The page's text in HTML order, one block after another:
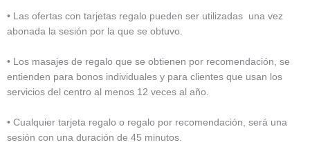
• Las ofertas con tarjetas regalo pueden ser utilizadas una vez
abonada la sesión por la que se obtuvo.
• Los masajes de regalo que se obtienen por recomendación, se
entienden para bonos individuales y para clientes que usan los
servicios del centro al menos 12 veces al año.
• Cualquier tarjeta regalo o regalo por recomendación, será una
sesión con una duración de 45 minutos.